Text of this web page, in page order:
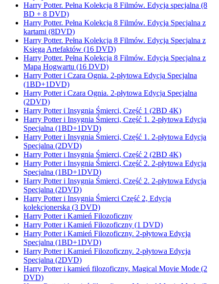
Harry Potter. Pełna Kolekcja 8 Filmów. Edycja specjalna (8
BD + 8 DVD)
Harry Potter. Pełna Kolekcja 8 Filmów. Edycja Specjalna z
kartami (8DVD)
Harry Potter. Pełna Kolekcja 8 Filmów. Edycja Specjalna z
Księgą Artefaktów (16 DVD)
Harry Potter. Pełna Kolekcja 8 Filmów. Edycja Specjalna z
Mapą Hogwartu (16 DVD)
Harry Potter i Czara Ognia. 2-płytowa Edycja Specjalna
(1BD+1DVD)
Harry Potter i Czara Ognia. 2-płytowa Edycja Specjalna
(2DVD)
Harry Potter i Insygnia Śmierci, Część 1 (2BD 4K)
Harry Potter i Insygnia Śmierci, Część 1. 2-płytowa Edycja
Specjalna (1BD+1DVD)
Harry Potter i Insygnia Śmierci, Część 1. 2-płytowa Edycja
Specjalna (2DVD)
Harry Potter i Insygnia Śmierci, Część 2 (2BD 4K)
Harry Potter i Insygnia Śmierci, Część 2. 2-płytowa Edycja
Specjalna (1BD+1DVD)
Harry Potter i Insygnia Śmierci, Część 2. 2-płytowa Edycja
Specjalna (2DVD)
Harry Potter i Insygnia Śmierci Część 2, Edycja
kolekcjonerska (3 DVD)
Harry Potter i Kamień Filozoficzny
Harry Potter i Kamień Filozoficzny (1 DVD)
Harry Potter i Kamień Filozoficzny. 2-płytowa Edycja
Specjalna (1BD+1DVD)
Harry Potter i Kamień Filozoficzny. 2-płytowa Edycja
Specjalna (2DVD)
Harry Potter i kamień filozoficzny. Magical Movie Mode (2
DVD)